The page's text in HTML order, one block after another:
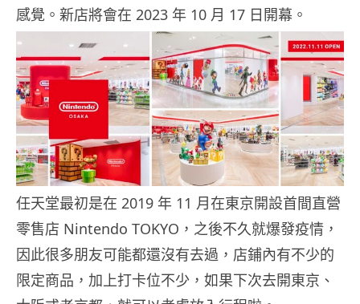
感覺。新店將會在 2023 年 10 月 17 日開幕。
任天堂最初是在 2019 年 11 月在東京開設首間直營
零售店 Nintendo TOKYO，之後不久就爆發疫情，
因此很多朋友可能都還沒有去過，店鋪內有不少的
限定商品，加上打卡位不少，如果下次去開東京、